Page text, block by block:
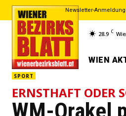
Newsletter-Anmeldung
28.9 C
WIEN
SPORT
ERNSTHAFT ODER